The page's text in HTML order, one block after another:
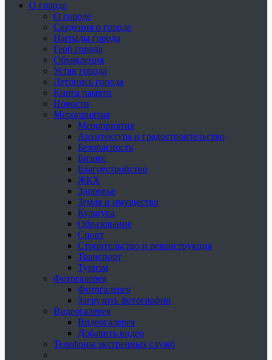
О городе
О городе
Сведения о городе
Награды города
Герб города
Объявления
Устав города
Летопись города
Книга памяти
Новости
Мероприятия
Мероприятия
Архитектура и градостроительство
Безопасность
Бизнес
Благоустройство
ЖКХ
Здоровье
Земля и имущество
Культура
Образование
Спорт
Строительство и реконструкция
Транспорт
Туризм
Фотогалерея
Фотогалерея
Загрузить фотографии
Видеогалерея
Видеогалерея
Добавить видео
Телефоны экстренных служб